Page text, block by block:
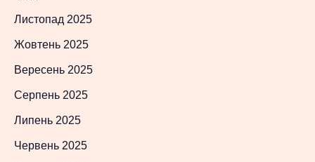
Листопад 2025
Жовтень 2025
Вересень 2025
Серпень 2025
Липень 2025
Червень 2025